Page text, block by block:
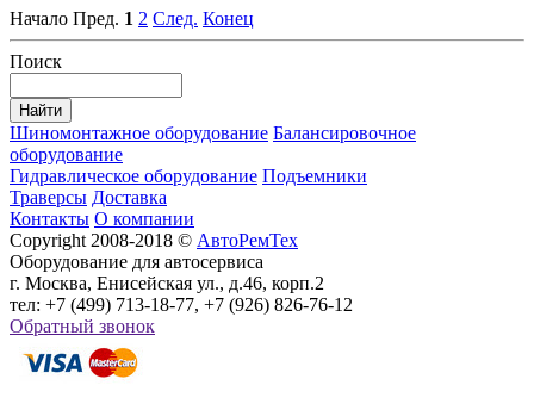
Начало Пред. 1 2 След. Конец
Поиск
Шиномонтажное оборудование Балансировочное
оборудование
Гидравлическое оборудование Подъемники
Траверсы Доставка
Контакты О компании
Copyright 2008-2018 © АвтоРемТех
Оборудование для автосервиса
г. Москва, Енисейская ул., д.46, корп.2
тел: +7 (499) 713-18-77, +7 (926) 826-76-12
Обратный звонок